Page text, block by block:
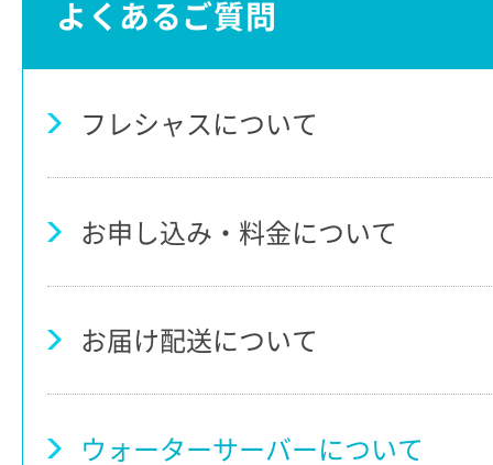
よくあるご質問
フレシャスについて
お申し込み・料金について
お届け配送について
ウォーターサーバーについて